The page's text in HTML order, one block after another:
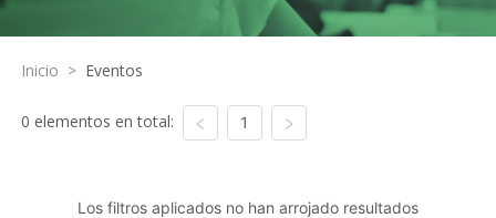
Inicio > Eventos
0 elementos en total: 1
Los filtros aplicados no han arrojado resultados